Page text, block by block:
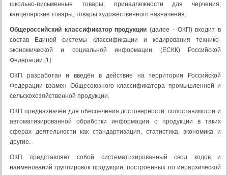
школьно-письменные товары; принадлежности для черчения;
канцелярские товары; товары художественного назначения.
Общероссийский классификатор продукции (далее - ОКП) входит в
состав Единой системы классификации и кодирования технико-
экономической и социальной информации (ЕСКК) Российской
Федерации.[1]
ОКП разработан и введён в действие на территории Российской
Федерации взамен Общесоюзного классификатора промышленной и
сельскохозяйственной продукции.
ОКП предназначен для обеспечения достоверности, сопоставимости и
автоматизированной обработки информации о продукции в таких
сферах деятельности как стандартизация, статистика, экономика и
другие.
ОКП представляет собой систематизированный свод кодов и
наименований группировок продукции, построенных по иерархической